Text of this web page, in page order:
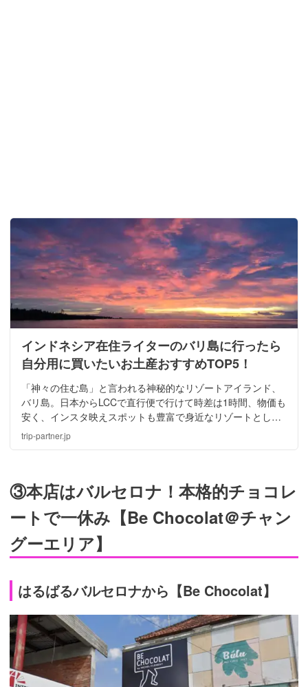
インドネシア在住ライターのバリ島に行ったら
自分用に買いたいお土産おすすめTOP5！
「神々の住む島」と言われる神秘的なリゾートアイランド、
バリ島。日本からLCCで直行便で行けて時差は1時間、物価も
安く、インスタ映えスポットも豊富で身近なリゾートとして
人気を集めています。そんなバリ島でゲットしたいとってお
きの自分用お土産5つを、インドネシア在住の筆者が教えま
trip-partner.jp
③本店はバルセロナ！本格的チョコレ
ートで一休み【Be Chocolat＠チャン
グーエリア】
はるばるバルセロナから【Be Chocolat】